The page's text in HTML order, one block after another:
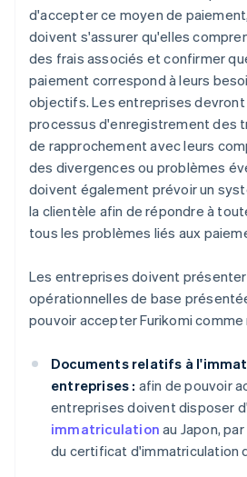
d'accepter ce moyen de
doivent s'assurer qu'elles
des frais associés et confirmer
paiement correspond à leurs
objectifs. Les entreprises
processus d'enregistrement des
de rapprochement avec leurs
des divergences ou problèmes
doivent également prévoir un
la clientèle afin de répondre à
tous les problèmes liés aux
Les entreprises doivent
opérationnelles de base
pouvoir accepter Furikomi
Documents relatifs à
entreprises : afin de pouvoir
entreprises doivent disposer
immatriculation au Japon,
du certificat d'immatriculation